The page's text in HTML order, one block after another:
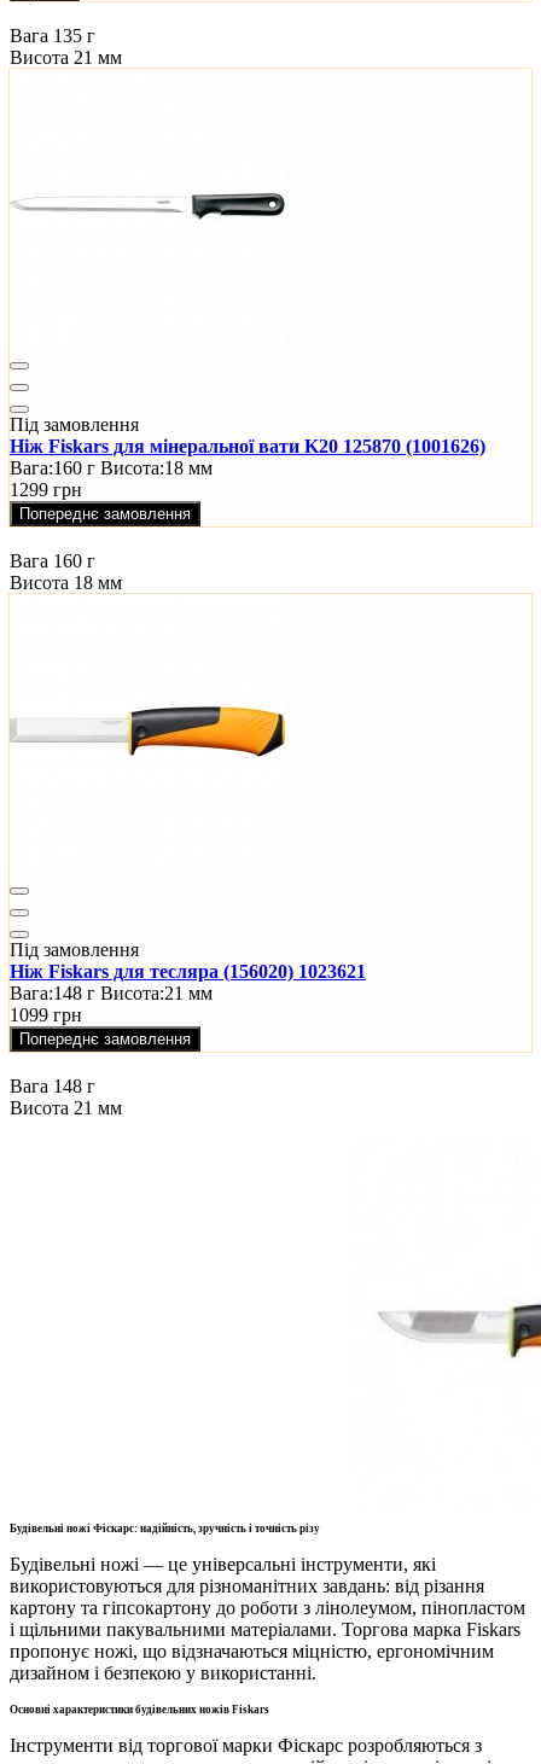
Вага 135 г
Висота 21 мм
Під замовлення
Ніж Fiskars для мінеральної вати K20 125870 (1001626)
Вага:160 г Висота:18 мм
1299 грн
Попереднє замовлення
Вага 160 г
Висота 18 мм
Під замовлення
Ніж Fiskars для тесляра (156020) 1023621
Вага:148 г Висота:21 мм
1099 грн
Попереднє замовлення
Вага 148 г
Висота 21 мм
Будівельні ножі Фіскарс: надійність, зручність і точність різу
Будівельні ножі — це універсальні інструменти, які
використовуються для різноманітних завдань: від різання
картону та гіпсокартону до роботи з лінолеумом, пінопластом
і щільними пакувальними матеріалами. Торгова марка Fiskars
пропонує ножі, що відзначаються міцністю, ергономічним
дизайном і безпекою у використанні.
Основні характеристики будівельних ножів Fiskars
Інструменти від торгової марки Фіскарс розробляються з